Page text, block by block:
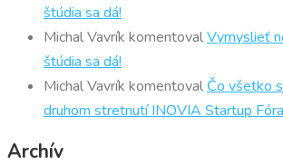
štúdia sa dá!
Michal Vavrík komentovalVymyslieť
štúdia sa dá!
Michal Vavrík komentoval Čo všetko
druhom stretnutí INOVIA Startup
Archív